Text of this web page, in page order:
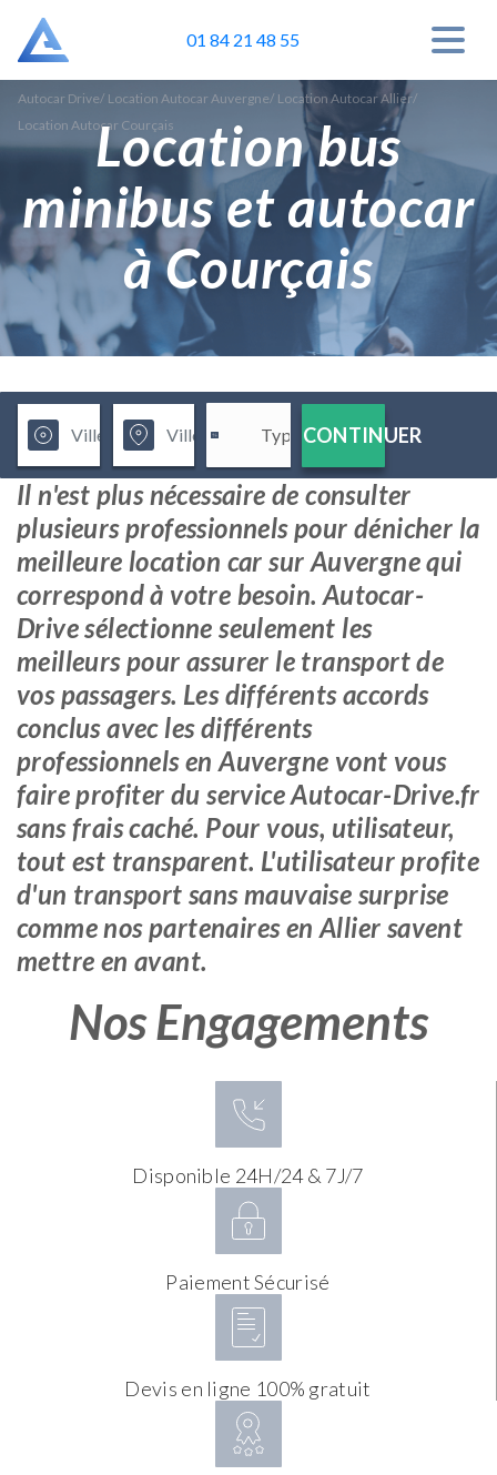
01 84 21 48 55
Autocar Drive/ Location Autocar Auvergne/ Location Autocar Allier/
Location Autocar CourçaisLocation bus
minibus et autocar
à Courçais
CONTINUER
Il n'est plus nécessaire de consulter
plusieurs professionnels pour dénicher la
meilleure location car sur Auvergne qui
correspond à votre besoin. Autocar-
Drive sélectionne seulement les
meilleurs pour assurer le transport de
vos passagers. Les différents accords
conclus avec les différents
professionnels en Auvergne vont vous
faire profiter du service Autocar-Drive.fr
sans frais caché. Pour vous, utilisateur,
tout est transparent. L'utilisateur profite
d'un transport sans mauvaise surprise
comme nos partenaires en Allier savent
mettre en avant.
Nos Engagements
Disponible 24H/24 & 7J/7
Paiement Sécurisé
Devis en ligne 100% gratuit